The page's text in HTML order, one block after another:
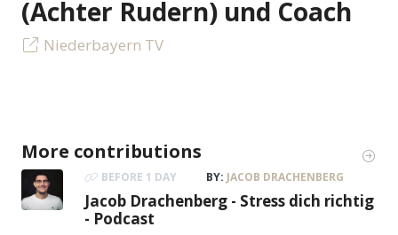
(Achter Rudern) und Coach
Niederbayern TV
More contributions
BEFORE 1 DAY BY: JACOB DRACHENBERG
Jacob Drachenberg - Stress dich richtig
- Podcast